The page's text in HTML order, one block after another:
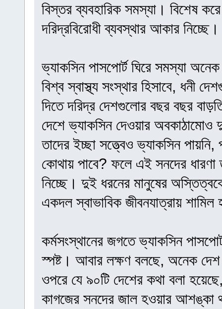
বিস্তর ব্যবহারিক সমস্যা। বিশেষ
দরিদ্রবিরোধী ব্যবস্থার আকার নিচ্ছে।
ভ্যাকসিন পাসপোর্ট ঘিরে সমস্যা অনেক
বিশ্ব স্বাস্থ্য সংস্থার হিসাবে, ধনী
দিতে দরিদ্র দেশগুলোর বছর বছর
দেশে ভ্যাকসিন দেওয়ার অবকাঠামোও
তাদের ইচ্ছা সত্ত্বেও ভ্যাকসিন পায়নি,
কোথায় পাবে? ফলে এই সনদের ধারণা
নিচ্ছে। দুই ধরনের মানুষের
একদল স্বাভাবিক জীবনযাত্রায়
কর্মসংস্থানের জগতে ভ্যাকসিন
স্পষ্ট। আবার লক্ষণ বলছে, অনেক
ওপরে যে ৯০টি দেশের কথা বলা
কাগজের সনদের জাল হওয়ার আশঙ্কা